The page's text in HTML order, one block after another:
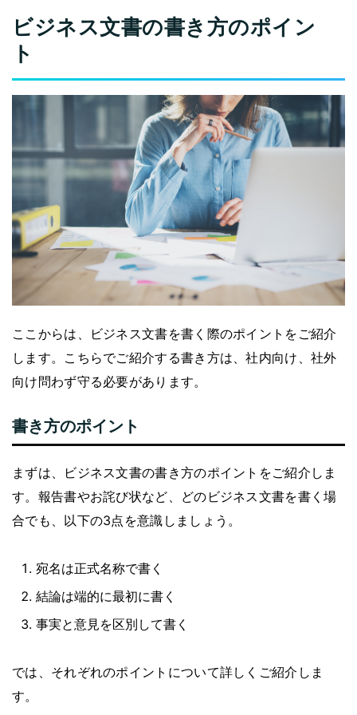
ビジネス文書の書き方のポイン
ト
ここからは、ビジネス文書を書く際のポイントをご紹介
します。こちらでご紹介する書き方は、社内向け、社外
向け問わず守る必要があります。
書き方のポイント
まずは、ビジネス文書の書き方のポイントをご紹介しま
す。報告書やお詫び状など、どのビジネス文書を書く場
合でも、以下の3点を意識しましょう。
宛名は正式名称で書く
結論は端的に最初に書く
事実と意見を区別して書く
では、それぞれのポイントについて詳しくご紹介しま
す。